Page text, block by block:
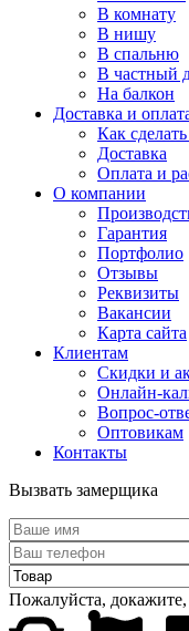
В комнату
В нишу
В спальню
В частный
На балкон
Доставка и
Как сделать
Доставка
Оплата и
О компании
Гарантия
Портфолио
Отзывы
Реквизиты
Вакансии
Карта сайта
Клиентам
Скидки и
Онлайн-
Вопрос-
Оптовикам
Контакты
Вызвать замерщика
Пожалуйста,